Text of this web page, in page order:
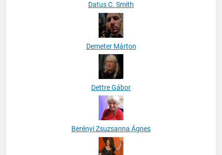
Datus C. Smith
Demeter Márton
Dettre Gábor
Berényi Zsuzsanna Ágnes